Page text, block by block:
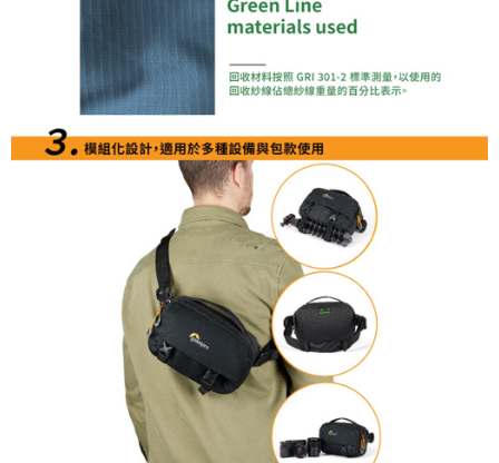
「AFTEE先享後付」，若未經同意申辦者引起之損失，本公司不負相關責
４．使用「AFTEE先享後付」時，將依據個別帳號之用戶狀況，依本公司即
時審查核予不同之上限額度；若仍有額度不足之情形，本公司將視審查結果
請求用戶進行身份認證。
５．嚴禁一人註冊多個帳號或使用他人資訊註冊。若發現惡意使用之情形，
恩沛科技股份有限公司將有權停止該用戶之使用額度並採取法律行動。